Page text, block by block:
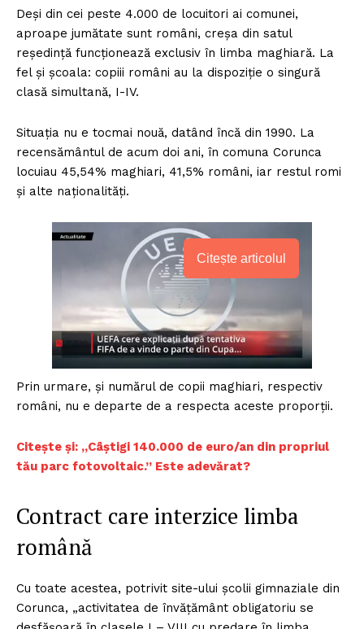
Deşi din cei peste 4.000 de locuitori ai comunei,
aproape jumătate sunt români, creşa din satul
reşedinţă funcţionează exclusiv în limba maghiară. La
fel şi şcoala: copiii români au la dispoziţie o singură
clasă simultană, I-IV.
Situaţia nu e tocmai nouă, datând încă din 1990. La
recensământul de acum doi ani, în comuna Corunca
locuiau 45,54% maghiari, 41,5% români, iar restul romi
şi alte naţionalităţi.
Citește articolul
Prin urmare, şi numărul de copii maghiari, respectiv
români, nu e departe de a respecta aceste proporţii.
Citește și: „Câștigi 140.000 de euro/an din propriul
tău parc fotovoltaic.” Este adevărat?
Contract care interzice limba
română
Cu toate acestea, potrivit site-ului şcolii gimnaziale din
Corunca, „activitatea de învăţământ obligatoriu se